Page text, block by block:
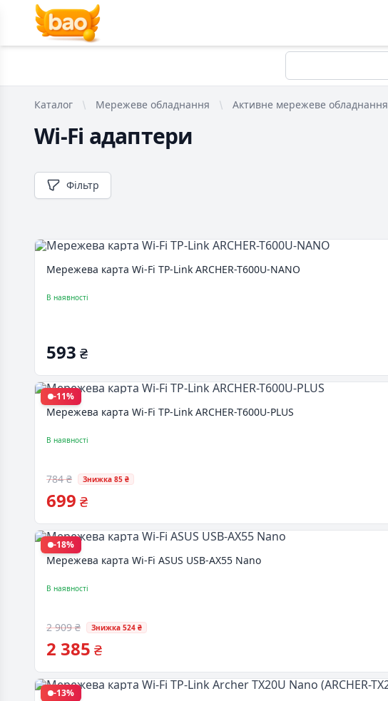
Каталог Мережеве обладнання Активне мережеве обладнання
Wi-Fi адаптери
Фільтр
Мережева карта Wi-Fi TP-Link ARCHER-T600U-NANO
В наявності
593 ₴
-11%
Мережева карта Wi-Fi TP-Link ARCHER-T600U-PLUS
В наявності
784 ₴ Знижка 85 ₴
699 ₴
-18%
Мережева карта Wi-Fi ASUS USB-AX55 Nano
В наявності
2 909 ₴ Знижка 524 ₴
2 385 ₴
-13%